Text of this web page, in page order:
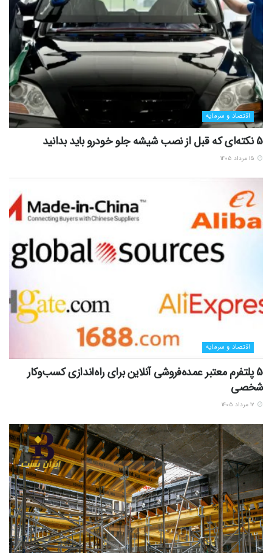
اقتصاد و سرمایه
5 نکته‌ای که قبل از نصب شیشه جلو خودرو باید بدانید
اقتصاد و سرمایه
5 پلتفرم معتبر عمده‌فروشی آنلاین برای راه‌اندازی کسب‌وکار
شخصی